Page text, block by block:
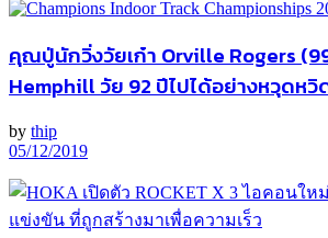
คุณปู่นักวิ่งวัยเก๋า Orville Rogers
Hemphill วัย 92 ปีไปได้อย่างหวุดหวิ
by thip
05/12/2019